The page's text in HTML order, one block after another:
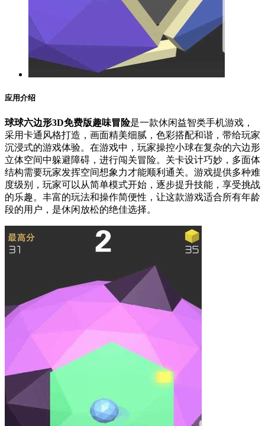
应用介绍
球球六边形3D免费版趣味冒险是一款休闲益智类手机游戏，
采用卡通风格打造，画面精美细腻，色彩搭配和谐，带给玩家
沉浸式的游戏体验。在游戏中，玩家操控小球在复杂的六边形
立体空间中躲避障碍，进行闯关冒险。关卡设计巧妙，多面体
结构需要玩家发挥空间想象力才能顺利通关。游戏提供多种难
度级别，玩家可以从简单模式开始，逐步提升技能，享受挑战
的乐趣。丰富的玩法和操作简便性，让这款游戏适合所有年龄
段的用户，是休闲放松的绝佳选择。